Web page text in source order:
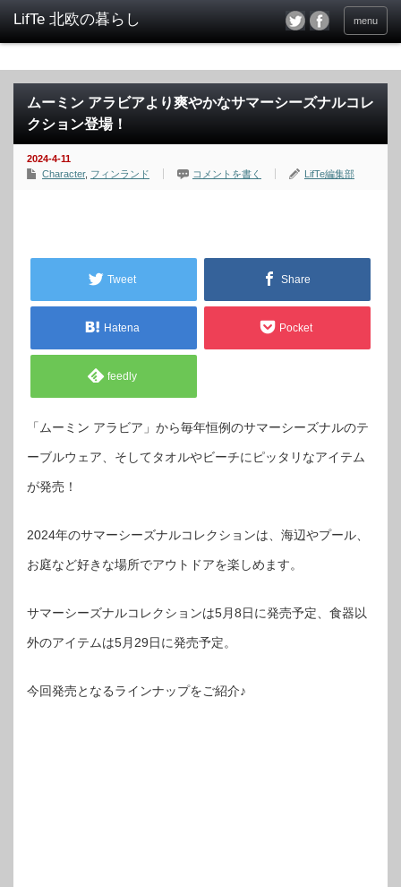
menu
ムーミン アラビアより爽やかなサマーシーズナルコレ
クション登場！
2024-4-11
Character, フィンランド コメントを書く LifTe編集部
Tweet Share
Hatena Pocket
feedly
「ムーミン アラビア」から毎年恒例のサマーシーズナルのテ
ーブルウェア、そしてタオルやビーチにピッタリなアイテム
が発売！
2024年のサマーシーズナルコレクションは、海辺やプール、
お庭など好きな場所でアウトドアを楽しめます。
サマーシーズナルコレクションは5月8日に発売予定、食器以
外のアイテムは5月29日に発売予定。
今回発売となるラインナップをご紹介♪